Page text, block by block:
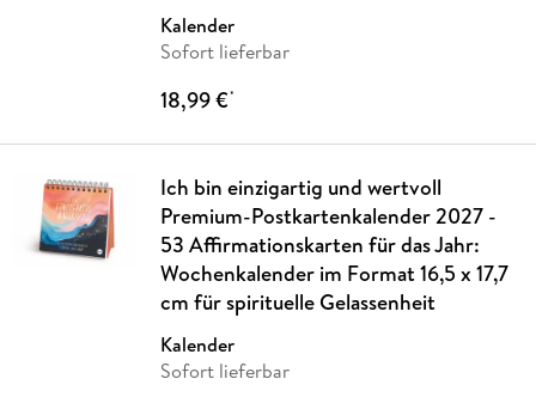
Kalender
Sofort lieferbar
18,99 €*
Ich bin einzigartig und wertvoll
Premium-Postkartenkalender 2027 -
53 Affirmationskarten für das Jahr:
Wochenkalender im Format 16,5 x 17,7
cm für spirituelle Gelassenheit
Kalender
Sofort lieferbar